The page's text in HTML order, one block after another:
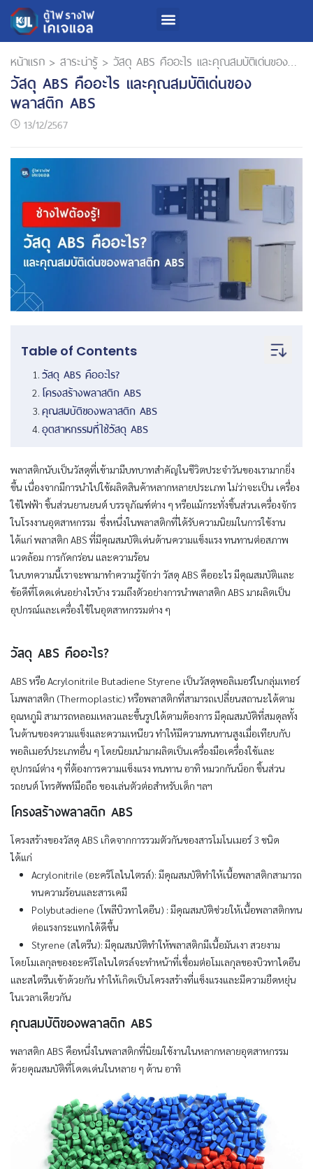
หน้าแรก > สาระน่ารู้ > วัสดุ ABS คืออะไร และคุณสมบัติเด่นของพลาสติก ABS
วัสดุ ABS คืออะไร และคุณสมบัติเด่นของ
พลาสติก ABS
13/12/2567
Table of Contents
วัสดุ ABS คืออะไร?
โครงสร้างพลาสติก ABS
คุณสมบัติของพลาสติก ABS
อุตสาหกรรมที่ใช้วัสดุ ABS
พลาสติกนับเป็นวัสดุที่เข้ามามีบทบาทสำคัญในชีวิตประจำวันของเรามากยิ่ง
ขึ้น เนื่องจากมีการนำไปใช้ผลิตสินค้าหลากหลายประเภท ไม่ว่าจะเป็น เครื่อง
ใช้ไฟฟ้า ชิ้นส่วนยานยนต์ บรรจุภัณฑ์ต่าง ๆ หรือแม้กระทั่งชิ้นส่วนเครื่องจักร
ในโรงงานอุตสาหกรรม ซึ่งหนึ่งในพลาสติกที่ได้รับความนิยมในการใช้งาน
ได้แก่ พลาสติก ABS ที่มีคุณสมบัติเด่นด้านความแข็งแรง ทนทานต่อสภาพ
แวดล้อม การกัดกร่อน และความร้อน
ในบทความนี้เราจะพามาทำความรู้จักว่า วัสดุ ABS คืออะไร มีคุณสมบัติและ
ข้อดีที่โดดเด่นอย่างไรบ้าง รวมถึงตัวอย่างการนำพลาสติก ABS มาผลิตเป็น
อุปกรณ์และเครื่องใช้ในอุตสาหกรรมต่าง ๆ
วัสดุ ABS คืออะไร?
ABS หรือ Acrylonitrile Butadiene Styrene เป็นวัสดุพอลิเมอร์ในกลุ่มเทอร์
โมพลาสติก (Thermoplastic) หรือพลาสติกที่สามารถเปลี่ยนสถานะได้ตาม
อุณหภูมิ สามารถหลอมเหลวและขึ้นรูปได้ตามต้องการ มีคุณสมบัติที่สมดุลทั้ง
ในด้านของความแข็งและความเหนียว ทำให้มีความทนทานสูงเมื่อเทียบกับ
พอลิเมอร์ประเภทอื่น ๆ โดยนิยมนำมาผลิตเป็นเครื่องมือเครื่องใช้และ
อุปกรณ์ต่าง ๆ ที่ต้องการความแข็งแรง ทนทาน อาทิ หมวกกันน็อก ชิ้นส่วน
รถยนต์ โทรศัพท์มือถือ ของเล่นตัวต่อสำหรับเด็ก ฯลฯ
โครงสร้างพลาสติก ABS
โครงสร้างของวัสดุ ABS เกิดจากการรวมตัวกันของสารโมโนเมอร์ 3 ชนิด
ได้แก่
Acrylonitrile (อะคริโลไนไตรล์): มีคุณสมบัติทำให้เนื้อพลาสติกสามารถ
ทนความร้อนและสารเคมี
Polybutadiene (โพลีบิวทาไดอีน) : มีคุณสมบัติช่วยให้เนื้อพลาสติกทน
ต่อแรงกระแทกได้ดีขึ้น
Styrene (สไตรีน): มีคุณสมบัติทำให้พลาสติกมีเนื้อมันเงา สวยงาม
โดยโมเลกุลของอะคริโลไนไตรล์จะทำหน้าที่เชื่อมต่อโมเลกุลของบิวทาไดอีน
และสไตรีนเข้าด้วยกัน ทำให้เกิดเป็นโครงสร้างที่แข็งแรงและมีความยืดหยุ่น
ในเวลาเดียวกัน
คุณสมบัติของพลาสติก ABS
พลาสติก ABS คือหนึ่งในพลาสติกที่นิยมใช้งานในหลากหลายอุตสาหกรรม
ด้วยคุณสมบัติที่โดดเด่นในหลาย ๆ ด้าน อาทิ